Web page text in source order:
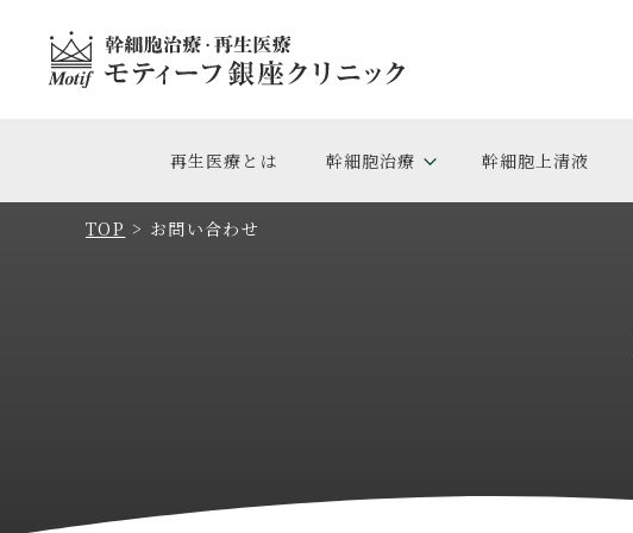
再生医療とは 幹細胞治療 幹細胞上清液
TOP > お問い合わせ